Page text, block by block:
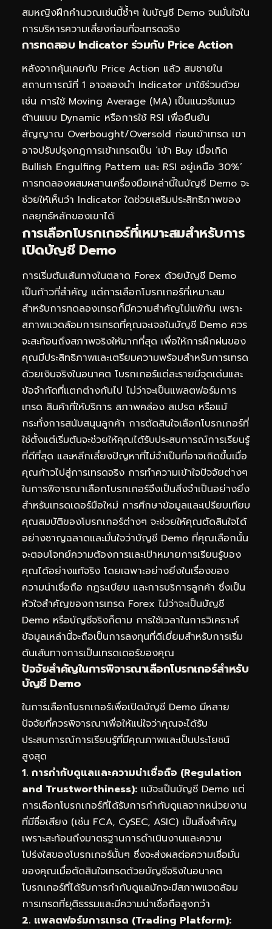
สมหญิงฝึกคำนวณเช่นนี้ซ้ำๆ ในบัญชี Demo จนมั่นใจใน
การบริหารความเสี่ยงก่อนที่จะเทรดจริง
การทดสอบ Indicator ร่วมกับ Price Action
หลังจากคุ้นเคยกับ Price Action แล้ว สมชายใน
สถานการณ์ที่ 1 อาจลองนำ Indicator มาใช้ร่วมด้วย
เช่น การใช้ Moving Average (MA) เป็นแนวรับแนว
ต้านแบบ Dynamic หรือการใช้ RSI เพื่อยืนยัน
สัญญาณ Overbought/Oversold ก่อนเข้าเทรด เขา
อาจปรับปรุงกฎการเข้าเทรดเป็น ‘เข้า Buy เมื่อเกิด
Bullish Engulfing Pattern และ RSI อยู่เหนือ 30%’
การทดลองผสมผสานเครื่องมือเหล่านี้ในบัญชี Demo จะ
ช่วยให้เห็นว่า Indicator ใดช่วยเสริมประสิทธิภาพของ
กลยุทธ์หลักของเขาได้
การเลือกโบรกเกอร์ที่เหมาะสมสำหรับการ
เปิดบัญชี Demo
การเริ่มต้นเส้นทางในตลาด Forex ด้วยบัญชี Demo
เป็นก้าวที่สำคัญ แต่การเลือกโบรกเกอร์ที่เหมาะสม
สำหรับการทดลองเทรดก็มีความสำคัญไม่แพ้กัน เพราะ
สภาพแวดล้อมการเทรดที่คุณจะเจอในบัญชี Demo ควร
จะสะท้อนถึงสภาพจริงให้มากที่สุด เพื่อให้การฝึกฝนของ
คุณมีประสิทธิภาพและเตรียมความพร้อมสำหรับการเทรด
ด้วยเงินจริงในอนาคต โบรกเกอร์แต่ละรายมีจุดเด่นและ
ข้อจำกัดที่แตกต่างกันไป ไม่ว่าจะเป็นแพลตฟอร์มการ
เทรด สินค้าที่ให้บริการ สภาพคล่อง สเปรด หรือแม้
กระทั่งการสนับสนุนลูกค้า การตัดสินใจเลือกโบรกเกอร์ที่
ใช่ตั้งแต่เริ่มต้นจะช่วยให้คุณได้รับประสบการณ์การเรียนรู้
ที่ดีที่สุด และหลีกเลี่ยงปัญหาที่ไม่จำเป็นที่อาจเกิดขึ้นเมื่อ
คุณก้าวไปสู่การเทรดจริง การทำความเข้าใจปัจจัยต่างๆ
ในการพิจารณาเลือกโบรกเกอร์จึงเป็นสิ่งจำเป็นอย่างยิ่ง
สำหรับเทรดเดอร์มือใหม่ การศึกษาข้อมูลและเปรียบเทียบ
คุณสมบัติของโบรกเกอร์ต่างๆ จะช่วยให้คุณตัดสินใจได้
อย่างชาญฉลาดและมั่นใจว่าบัญชี Demo ที่คุณเลือกนั้น
จะตอบโจทย์ความต้องการและเป้าหมายการเรียนรู้ของ
คุณได้อย่างแท้จริง โดยเฉพาะอย่างยิ่งในเรื่องของ
ความน่าเชื่อถือ กฎระเบียบ และการบริการลูกค้า ซึ่งเป็น
หัวใจสำคัญของการเทรด Forex ไม่ว่าจะเป็นบัญชี
Demo หรือบัญชีจริงก็ตาม การใช้เวลาในการวิเคราะห์
ข้อมูลเหล่านี้จะถือเป็นการลงทุนที่ดีเยี่ยมสำหรับการเริ่ม
ต้นเส้นทางการเป็นเทรดเดอร์ของคุณ
ปัจจัยสำคัญในการพิจารณาเลือกโบรกเกอร์สำหรับ
บัญชี Demo
ในการเลือกโบรกเกอร์เพื่อเปิดบัญชี Demo มีหลาย
ปัจจัยที่ควรพิจารณาเพื่อให้แน่ใจว่าคุณจะได้รับ
ประสบการณ์การเรียนรู้ที่มีคุณภาพและเป็นประโยชน์
สูงสุด
1. การกำกับดูแลและความน่าเชื่อถือ (Regulation
and Trustworthiness): แม้จะเป็นบัญชี Demo แต่
การเลือกโบรกเกอร์ที่ได้รับการกำกับดูแลจากหน่วยงาน
ที่มีชื่อเสียง (เช่น FCA, CySEC, ASIC) เป็นสิ่งสำคัญ
เพราะสะท้อนถึงมาตรฐานการดำเนินงานและความ
โปร่งใสของโบรกเกอร์นั้นๆ ซึ่งจะส่งผลต่อความเชื่อมั่น
ของคุณเมื่อตัดสินใจเทรดด้วยบัญชีจริงในอนาคต
โบรกเกอร์ที่ได้รับการกำกับดูแลมักจะมีสภาพแวดล้อม
การเทรดที่ยุติธรรมและมีความน่าเชื่อถือสูงกว่า
2. แพลตฟอร์มการเทรด (Trading Platform):